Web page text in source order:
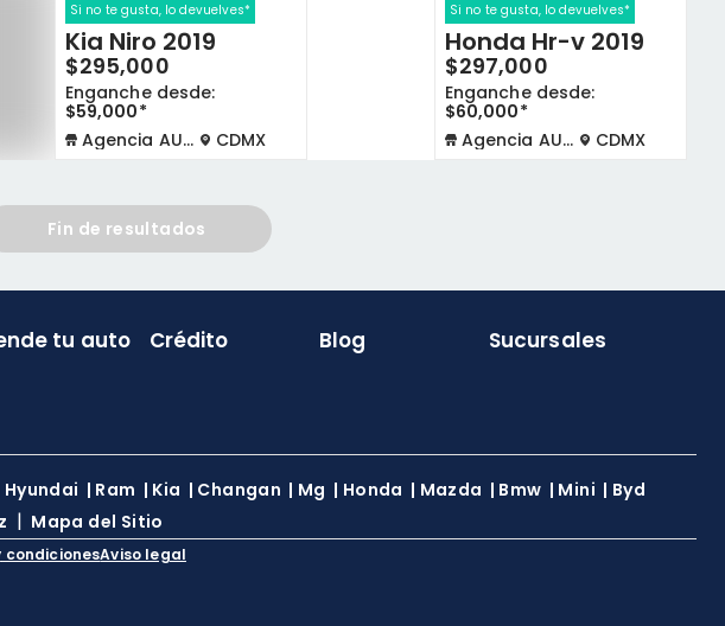
Si no te gusta, lo devuelves*
Kia Niro 2019
$295,000
Enganche desde:
$59,000*
Agencia AUTOCOM
CDMX
Si no te gusta, lo devuelves*
Honda Hr-v 2019
$297,000
Enganche desde:
$60,000*
Agencia AUTOCOM
CDMX
Fin de resultados
tu auto Crédito Blog Sucursales
Hyundai | Ram | Kia | Changan | Mg | Honda | Mazda | Bmw | Mini | Byd
| Mapa del Sitio
condicionesAviso legal